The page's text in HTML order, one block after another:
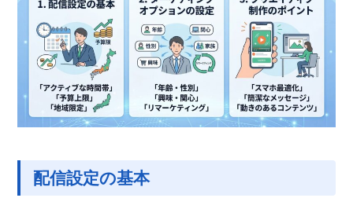
配信設定の基本